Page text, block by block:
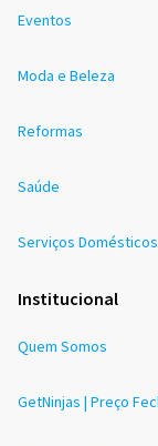
Eventos
Moda e Beleza
Reformas
Saúde
Serviços Domésticos
Institucional
Quem Somos
GetNinjas | Preço